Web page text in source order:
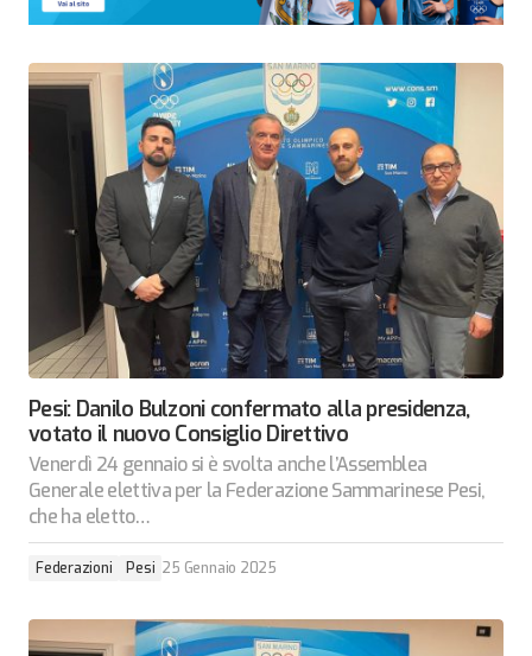
Pesi: Danilo Bulzoni confermato alla presidenza,
votato il nuovo Consiglio Direttivo
Venerdì 24 gennaio si è svolta anche l’Assemblea
Generale elettiva per la Federazione Sammarinese Pesi,
che ha eletto…
Federazioni Pesi 25 Gennaio 2025